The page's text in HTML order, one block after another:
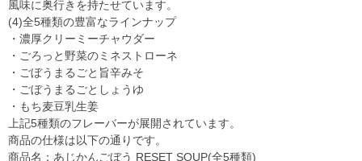
風味に奥行きを持たせています。
(4)全5種類の豊富なラインナップ
・濃厚クリーミーチャウダー
・ごろっと野菜のミネストローネ
・ごぼうまるごと旨辛みそ
・ごぼうまるごとしょうゆ
・もち麦豆乳生姜
上記5種類のフレーバーが展開されています。
商品の仕様は以下の通りです。
商品名：あじかんごぼう RESET SOUP(全5種類)